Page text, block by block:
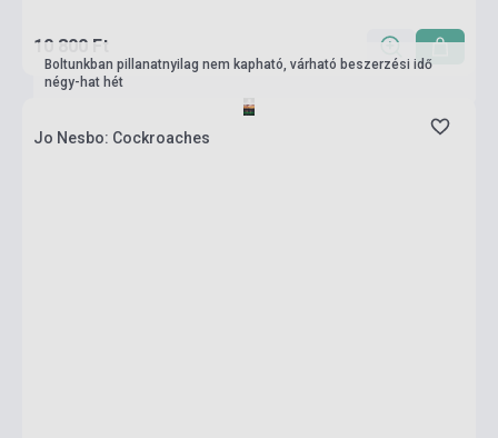
10 800 Ft
Boltunkban pillanatnyilag nem kapható, várható beszerzési idő
négy-hat hét
Jo Nesbo: Cockroaches